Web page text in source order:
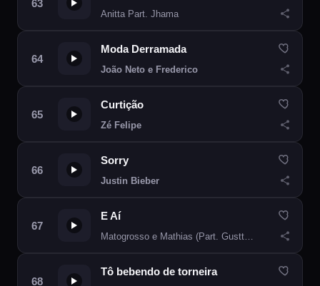
Anitta Part. Jhama
Moda Derramada
João Neto e Frederico
Curtição
Zé Felipe
Sorry
Justin Bieber
E Aí
Matogrosso e Mathias (Part. Gusttavo Lima)
Tô bebendo de torneira